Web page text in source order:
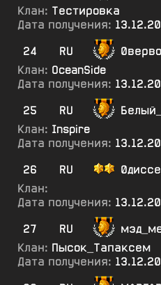
Клан: Тестировка
Дата получения:
24
RU
Клан: OceanSide
Дата получения:
25
RU
Клан: Inspire
Дата получения:
26
RU
Клан:
Дата получения:
27
RU
Клан: Пысок_Тапаксем
Дата получения: